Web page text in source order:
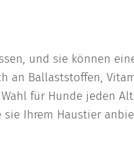
und sie können
an Ballaststoffen,
für Hunde jeden
Ihrem Haustier